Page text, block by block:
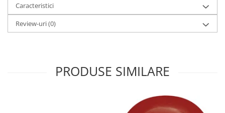
Caracteristici
Review-uri(0)
PRODUSE SIMILARE